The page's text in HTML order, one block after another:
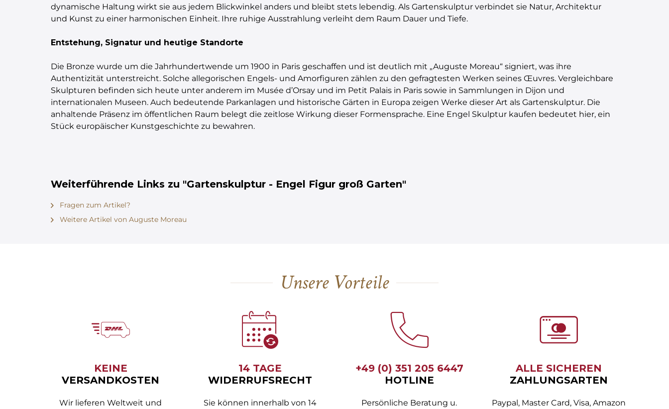
dynamische Haltung wirkt sie aus jedem Blickwinkel anders und bleibt stets lebendig. Als Gartenskulptur verbindet sie Natur, Architektur
und Kunst zu einer harmonischen Einheit. Ihre ruhige Ausstrahlung verleiht dem Raum Dauer und Tiefe.
Entstehung, Signatur und heutige Standorte
Die Bronze wurde um die Jahrhundertwende um 1900 in Paris geschaffen und ist deutlich mit „Auguste Moreau“ signiert, was ihre
Authentizität unterstreicht. Solche allegorischen Engels- und Amorfiguren zählen zu den gefragtesten Werken seines Œuvres. Vergleichbare
Skulpturen befinden sich heute unter anderem im Musée d’Orsay und im Petit Palais in Paris sowie in Sammlungen in Dijon und
internationalen Museen. Auch bedeutende Parkanlagen und historische Gärten in Europa zeigen Werke dieser Art als Gartenskulptur. Die
anhaltende Präsenz im öffentlichen Raum belegt die zeitlose Wirkung dieser Formensprache. Eine Engel Skulptur kaufen bedeutet hier, ein
Stück europäischer Kunstgeschichte zu bewahren.
Weiterführende Links zu "Gartenskulptur - Engel Figur groß Garten"
Fragen zum Artikel?
Weitere Artikel von Auguste Moreau
Unsere Vorteile
KEINE
VERSANDKOSTEN
Wir lieferen Weltweit und
14 TAGE
WIDERRUFSRECHT
Sie können innerhalb von 14
+49 (0) 351 205 6447
HOTLINE
Persönliche Beratung u.
ALLE SICHEREN
ZAHLUNGSARTEN
Paypal, Master Card, Visa, Amazon